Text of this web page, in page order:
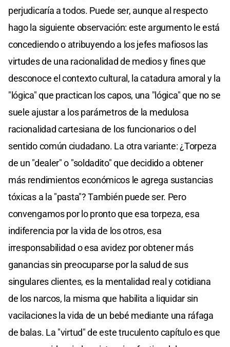
perjudicaría a todos. Puede ser, aunque al respecto
hago la siguiente observación: este argumento le está
concediendo o atribuyendo a los jefes mafiosos las
virtudes de una racionalidad de medios y fines que
desconoce el contexto cultural, la catadura amoral y la
"lógica" que practican los capos, una "lógica" que no se
suele ajustar a los parámetros de la medulosa
racionalidad cartesiana de los funcionarios o del
sentido común ciudadano. La otra variante: ¿Torpeza
de un "dealer" o "soldadito" que decidido a obtener
más rendimientos económicos le agrega sustancias
tóxicas a la "pasta"? También puede ser. Pero
convengamos por lo pronto que esa torpeza, esa
indiferencia por la vida de los otros, esa
irresponsabilidad o esa avidez por obtener más
ganancias sin preocuparse por la salud de sus
singulares clientes, es la mentalidad real y cotidiana
de los narcos, la misma que habilita a liquidar sin
vacilaciones la vida de un bebé mediante una ráfaga
de balas. La "virtud" de este truculento capítulo es que